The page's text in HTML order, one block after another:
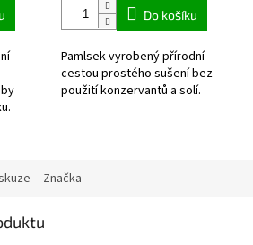
hvězdiček.
Do košíku
Pamlsek vyrobený přírodní
cestou prostého sušení bez
použití konzervantů a solí.
Značka